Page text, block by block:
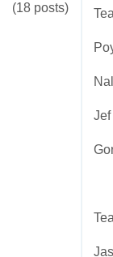
(18 posts)
Jef